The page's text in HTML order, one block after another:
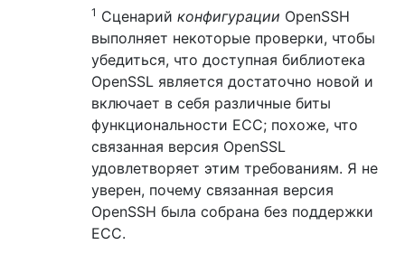
1 Сценарий конфигурации OpenSSH
выполняет некоторые проверки, чтобы
убедиться, что доступная библиотека
OpenSSL является достаточно новой и
включает в себя различные биты
функциональности ECC; похоже, что
связанная версия OpenSSL
удовлетворяет этим требованиям. Я не
уверен, почему связанная версия
OpenSSH была собрана без поддержки
ECC.